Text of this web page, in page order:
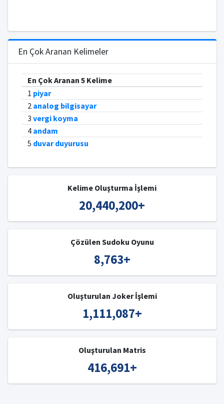
En Çok Aranan Kelimeler
En Çok Aranan 5 Kelime
1 piyar
2 analog bilgisayar
3 vergi koyma
4 andam
5 duvar duyurusu
Kelime Oluşturma İşlemi
20,440,200+
Çözülen Sudoku Oyunu
8,763+
Oluşturulan Joker İşlemi
1,111,087+
Oluşturulan Matris
416,691+